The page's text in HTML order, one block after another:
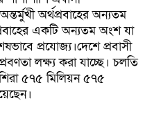
অর্থপ্রবাহের অন্যতম
একটি অন্যতম অংশ যা
প্রযোজ্য।দেশে প্রবাসী
লক্ষ্য করা যাচ্ছে। চলতি
৫৭৫ মিলিয়ন ৫৭৫